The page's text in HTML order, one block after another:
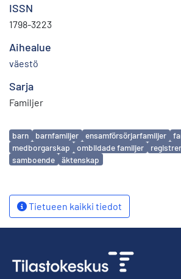
ISSN
1798-3223
Aihealue
väestö
Sarja
Familjer
Avainsanat
barn barnfamiljer ensamförsörjarfamiljer
medborgarskap
ombildade familjer
samboende
äktenskap
Tietueen kaikki tiedot